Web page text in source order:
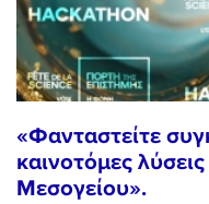
«Φανταστείτε
καινοτόμες
Μεσογείου».